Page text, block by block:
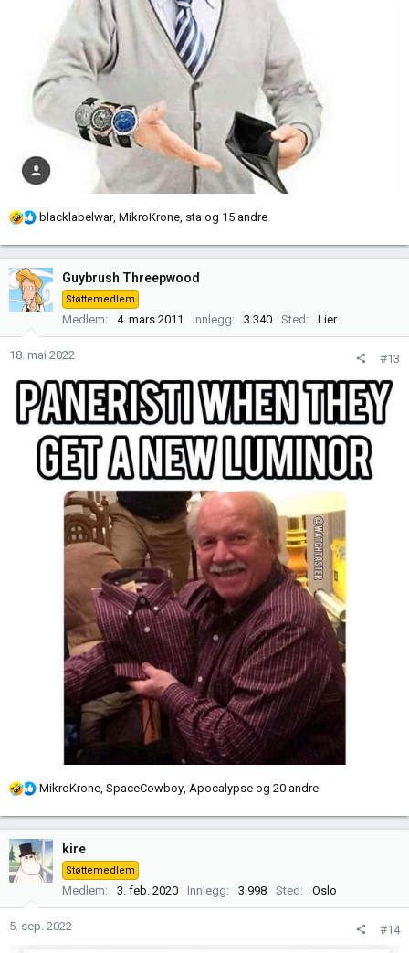
R
k
s
j
e
r
:
blacklabelwar, MikroKrone, sta og 15 andre
Guybrush Threepwood
Støttemedlem
Medlem 4. mars 2011 Innlegg 3.340 Sted Lier
18. mai 2022 #13
R
k
s
j
e
MikroKrone, SpaceCowboy, Apocalypse og 20 andre
kire
Støttemedlem
Medlem 3. feb. 2020 Innlegg 3.998 Sted Oslo
5. sep. 2022 #14